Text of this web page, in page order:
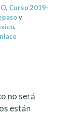
, Curso 2019-
y
,
no será
están